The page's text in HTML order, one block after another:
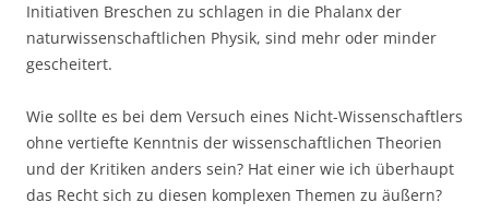
Initiativen Breschen zu schlagen in die Phalanx der
naturwissenschaftlichen Physik, sind mehr oder minder
gescheitert.
Wie sollte es bei dem Versuch eines Nicht-Wissenschaftlers
ohne vertiefte Kenntnis der wissenschaftlichen Theorien
und der Kritiken anders sein? Hat einer wie ich überhaupt
das Recht sich zu diesen komplexen Themen zu äußern?